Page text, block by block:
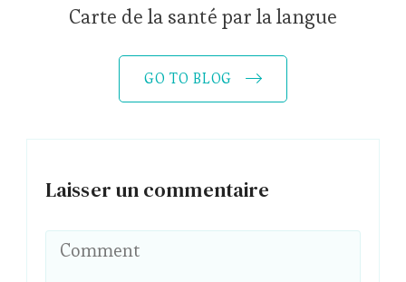
Carte de la santé par la langue
GO TO BLOG
Laisser un commentaire